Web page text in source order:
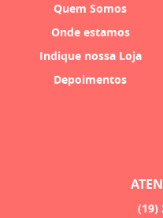
Quem Somos
Onde estamos
Indique nossa Loja
Depoimentos
(19)